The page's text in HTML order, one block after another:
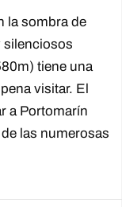
la sombra de
silenciosos
tiene una
visitar. El
a Portomarín
las numerosas